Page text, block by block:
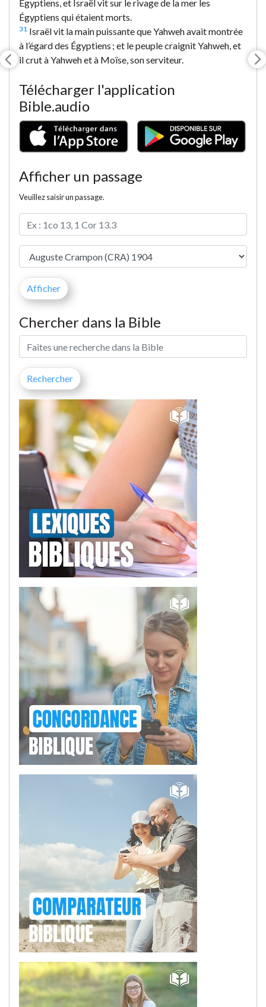
Égyptiens, et Israël vit sur le rivage de la mer les
Égyptiens qui étaient morts.
31 Israël vit la main puissante que Yahweh avait montrée
à l’égard des Égyptiens ; et le peuple craignit Yahweh, et
il crut à Yahweh et à Moïse, son serviteur.
Télécharger l'application
Bible.audio
Afficher un passage
Veuillez saisir un passage.
Chercher dans la Bible